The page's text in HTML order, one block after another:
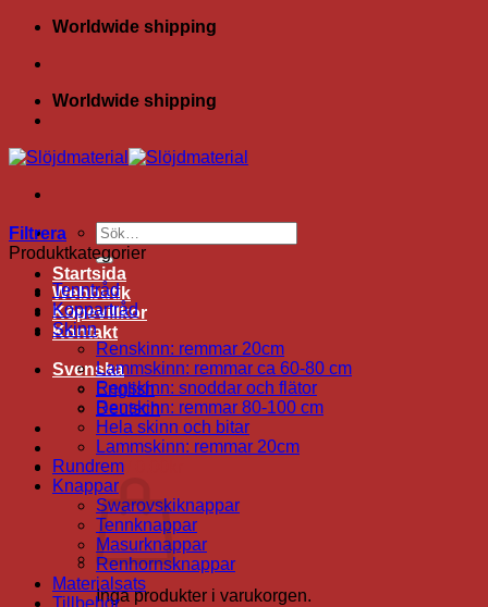
Skip
content
Worldwide shipping
Worldwide shipping
Sök
efter:
Startsida
Webbutik
Köpevillkor
Kontakt
Svenska
English
Deutsch
Varukorg /
Inga produkter i varukorgen.
Filtrera
Produktkategorier
Tenntråd
Koppartråd
Skinn
Renskinn: remmar 20cm
Lammskinn: remmar ca 60-80 cm
Renskinn: snoddar och flätor
Renskinn: remmar 80-100 cm
Hela skinn och bitar
Lammskinn: remmar 20cm
Rundrem
Knappar
Swarovskiknappar
Tennknappar
Masurknappar
Renhornsknappar
Materialsats
Tillbehör